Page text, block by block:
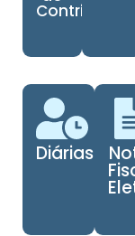
Contribuinte
Diárias